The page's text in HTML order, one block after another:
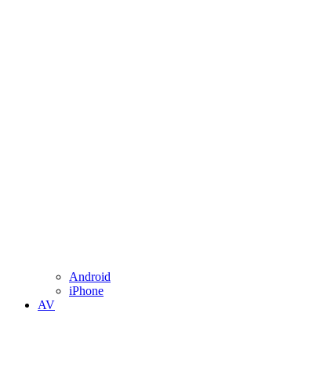
Android
iPhone
AV